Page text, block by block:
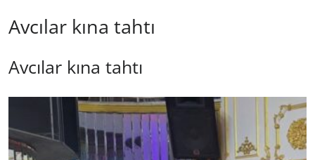
Avcılar kına tahtı
Avcılar kına tahtı